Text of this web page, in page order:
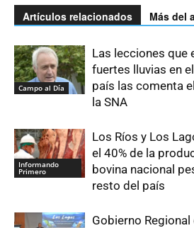
Artículos relacionados Más del
Campo al Día
Las lecciones que
fuertes lluvias en
país las comenta
la SNA
Informando
Primero
Los Ríos y Los
el 40% de la
bovina nacional
resto del país
Gobierno